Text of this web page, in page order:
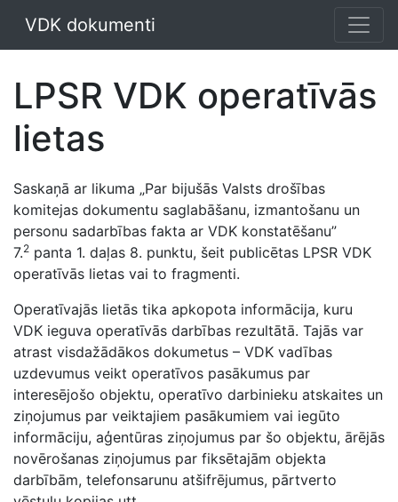
VDK dokumenti
LPSR VDK operatīvās
lietas
Saskaņā ar likuma „Par bijušās Valsts drošības
komitejas dokumentu saglabāšanu, izmantošanu un
personu sadarbības fakta ar VDK konstatēšanu”
7.2 panta 1. daļas 8. punktu, šeit publicētas LPSR VDK
operatīvās lietas vai to fragmenti.
Operatīvajās lietās tika apkopota informācija, kuru
VDK ieguva operatīvās darbības rezultātā. Tajās var
atrast visdažādākos dokumetus – VDK vadības
uzdevumus veikt operatīvos pasākumus par
interesējošo objektu, operatīvo darbinieku atskaites un
ziņojumus par veiktajiem pasākumiem vai iegūto
informāciju, aģentūras ziņojumus par šo objektu, ārējās
novērošanas ziņojumus par fiksētajām objekta
darbībām, telefonsarunu atšifrējumus, pārtverto